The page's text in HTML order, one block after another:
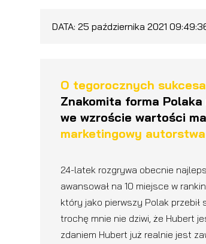
DATA:25 października 2021
O tegorocznych
Znakomita forma
we wzroście wartości
marketingowy
24-latek rozgrywa obecnie
awansował na 10 miejsce w
który jako pierwszy Polak
trochę mnie nie dziwi, że Hubert
zdaniem Hubert już realnie jest